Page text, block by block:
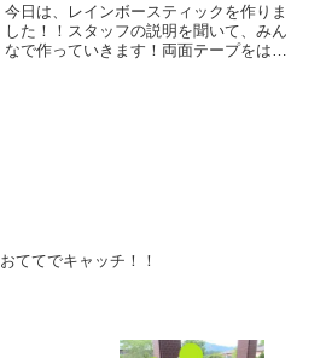
今日は、レインボースティックを作りま
した！！スタッフの説明を聞いて、みん
なで作っていきます！両面テープをはが
おててでキャッチ！！